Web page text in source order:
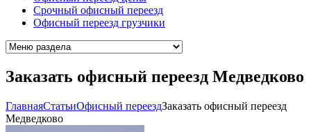
Срочный офисный переезд
Офисный переезд грузчики
Заказать офисный переезд Медведково
ГлавнаяCтатьиОфисный переездЗаказать офисный переезд
Медведково